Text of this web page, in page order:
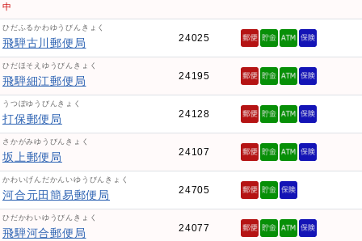
中
ひだふるかわゆうびんきょく
飛騨古川郵便局 24025
ひだほそえゆうびんきょく
飛騨細江郵便局 24195
うつぼゆうびんきょく
打保郵便局 24128
さかがみゆうびんきょく
坂上郵便局 24107
かわいげんだかんいゆうびんきょく
河合元田簡易郵便局 24705
ひだかわいゆうびんきょく
飛騨河合郵便局 24077